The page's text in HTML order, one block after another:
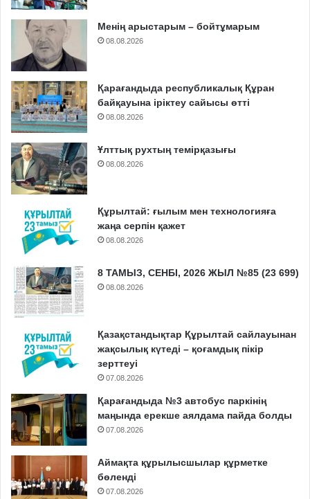
Менің арыстарым – бойтұмарым
08.08.2026
Қарағандыда республикалық Құран
байқауына іріктеу сайысы өтті
08.08.2026
Ұлттық рухтың темірқазығы
08.08.2026
Құрылтай: ғылым мен технологияға
жаңа серпін қажет
08.08.2026
8 ТАМЫЗ, СЕНБІ, 2026 ЖЫЛ №85 (23 699)
08.08.2026
Қазақстандықтар Құрылтай сайлауынан
жақсылық күтеді – қоғамдық пікір
зерттеуі
07.08.2026
Қарағандыда №3 автобус паркінің
маңында ерекше аялдама пайда болды
07.08.2026
Аймақта құрылысшылар құрметке
бөленді
07.08.2026